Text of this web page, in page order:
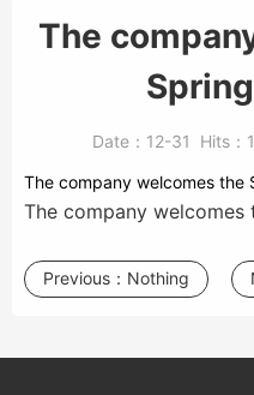
The
Date： 12-31 Hits：
The company welcomes the
The company welcomes
Previous： Nothing